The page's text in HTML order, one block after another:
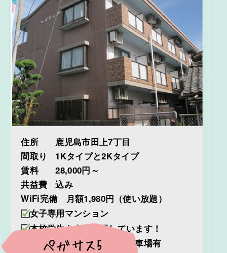
住所
鹿児島市田上7丁目
間取り
1Kタイプと2Kタイプ
賃料
28,000円～
共益費
込み
WiFi完備 月額1,980円（使い放題）
女子専用マンション
本校学生も多数入居しています！
家族が来られた時の専用駐車場有